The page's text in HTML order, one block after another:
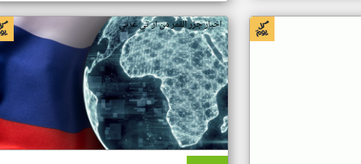
اخبار جزر القمر من ار تي عربي